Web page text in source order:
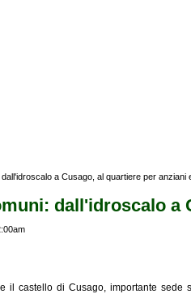
a Cusago, al quartiere per anziani
dall'idroscalo a
il castello di Cusago, importante